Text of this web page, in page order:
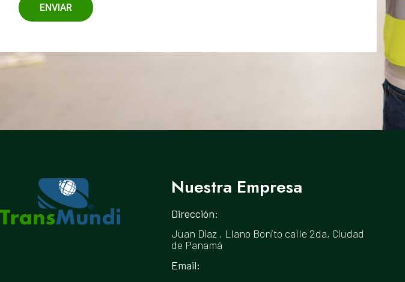
ENVIAR
Nuestra Empresa
Dirección:
Juan Diaz , Llano Bonito calle 2da, Ciudad
de Panamá
Email: